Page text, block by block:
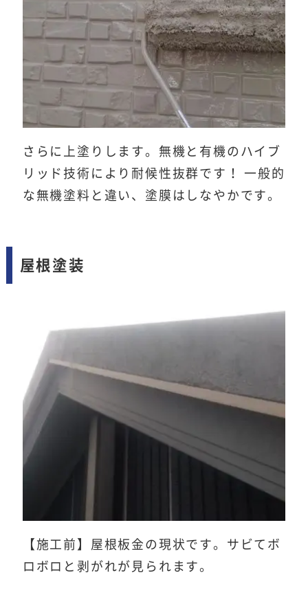
さらに上塗りします。無機と有機のハイブ
リッド技術により耐候性抜群です！ 一般的
な無機塗料と違い、塗膜はしなやかです。
屋根塗装
【施工前】屋根板金の現状です。サビてボ
ロボロと剥がれが見られます。